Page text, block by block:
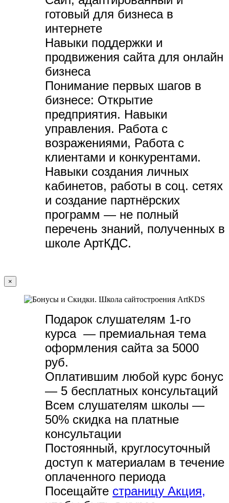
готовый для бизнеса в
интернете
Навыки поддержки и
продвижения сайта для онлайн
бизнеса
Понимание первых шагов в
бизнесе: Открытие
предприятия. Навыки
управления. Работа с
возражениями, Работа с
клиентами и конкурентами.
Навыки создания личных
кабинетов, работы в соц. сетях
и создание партнёрских
программ — не полный
перечень знаний, полученных в
школе АртКДС.
×
Подарок слушателям 1-го
курса — премиальная тема
оформления сайта за 5000
руб.
Оплатившим любой курс бонус
— 5 бесплатных консультаций
Всем слушателям школы —
50% скидка на платные
консультации
Постоянный, круглосуточный
доступ к материалам в течение
оплаченного периода
Посещайте страницу Акция,